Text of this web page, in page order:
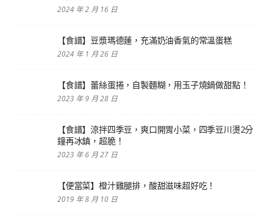
2024 年 2 月 16 日
【食譜】豆漿瑪德蓮，充滿奶油香氣的常溫蛋糕
2024 年 1 月 26 日
【食譜】蕾絲蛋捲，自製麵糊，用玉子燒鍋做甜點！
2023 年 9 月 28 日
【食譜】涼拌四季豆，爽口開胃小菜，四季豆川燙2分
鐘再冰鎮，超脆！
2023 年 6 月 27 日
【便當菜】橙汁雞腿排，酸甜滋味超好吃！
2019 年 8 月 10 日